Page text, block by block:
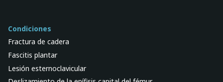
Condiciones
Fractura de cadera
Fascitis plantar
Lesión esternoclavicular